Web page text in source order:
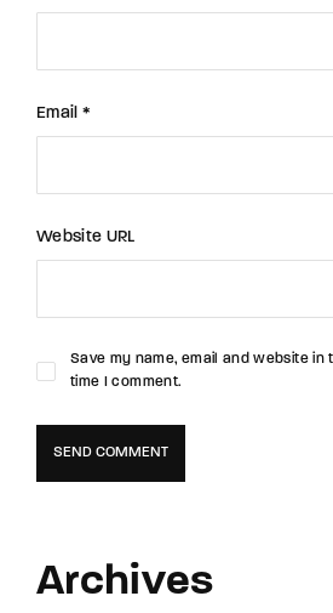
Email *
Website URL
Save my name, email and website
time I comment.
Archives